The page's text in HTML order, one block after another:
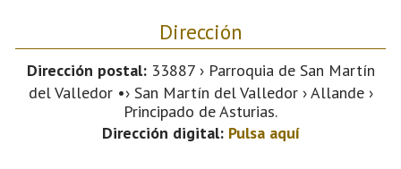
Dirección
Dirección postal:33887 › Parroquia de San Martín
del Valledor •› San Martín del Valledor › Allande ›
Principado de Asturias.
Dirección digital: Pulsa aquí